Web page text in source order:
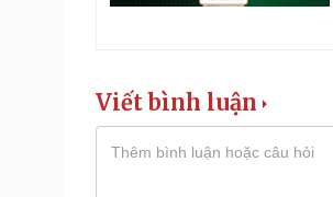
Viết bình luận